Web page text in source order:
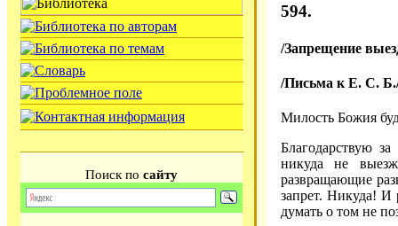
Поиск по сайту
594.
/Запрещение
/Письма к Е. С.
Милость Божия
Благодарствую
никуда не
развращающие
запрет. Никуда! И
думать о том не